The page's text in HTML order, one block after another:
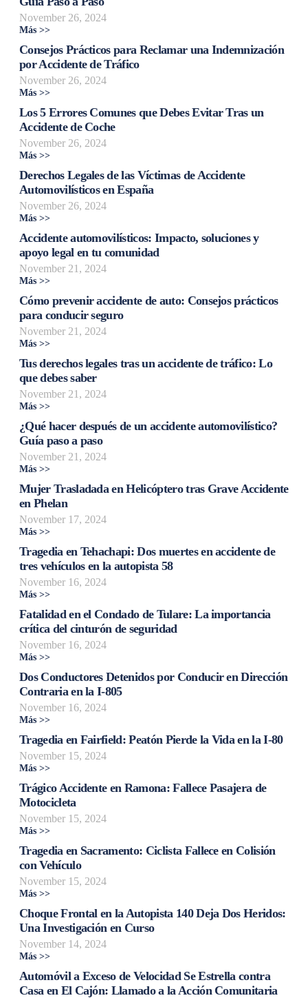
November 26, 2024
Más >>
Consejos Prácticos para Reclamar una Indemnización
por Accidente de Tráfico
November 26, 2024
Más >>
Los 5 Errores Comunes que Debes Evitar Tras un
Accidente de Coche
November 26, 2024
Más >>
Derechos Legales de las Víctimas de Accidente
Automovilísticos en España
November 26, 2024
Más >>
Accidente automovilísticos: Impacto, soluciones y
apoyo legal en tu comunidad
November 21, 2024
Más >>
Cómo prevenir accidente de auto: Consejos prácticos
para conducir seguro
November 21, 2024
Más >>
Tus derechos legales tras un accidente de tráfico: Lo
que debes saber
November 21, 2024
Más >>
¿Qué hacer después de un accidente automovilístico?
Guía paso a paso
November 21, 2024
Más >>
Mujer Trasladada en Helicóptero tras Grave Accidente
en Phelan
November 17, 2024
Más >>
Tragedia en Tehachapi: Dos muertes en accidente de
tres vehículos en la autopista 58
November 16, 2024
Más >>
Fatalidad en el Condado de Tulare: La importancia
crítica del cinturón de seguridad
November 16, 2024
Más >>
Dos Conductores Detenidos por Conducir en Dirección
Contraria en la I-805
November 16, 2024
Más >>
Tragedia en Fairfield: Peatón Pierde la Vida en la I-80
November 15, 2024
Más >>
Trágico Accidente en Ramona: Fallece Pasajera de
Motocicleta
November 15, 2024
Más >>
Tragedia en Sacramento: Ciclista Fallece en Colisión
con Vehículo
November 15, 2024
Más >>
Choque Frontal en la Autopista 140 Deja Dos Heridos:
Una Investigación en Curso
November 14, 2024
Más >>
Automóvil a Exceso de Velocidad Se Estrella contra
Casa en El Cajón: Llamado a la Acción Comunitaria